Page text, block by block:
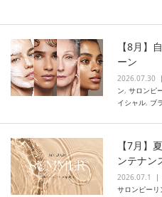
【8月】
ーン
2026.07.30
ン, サロンピ
イシャル, ブ
【7月】
ンテナン
2026.07.1
サロンピーリ